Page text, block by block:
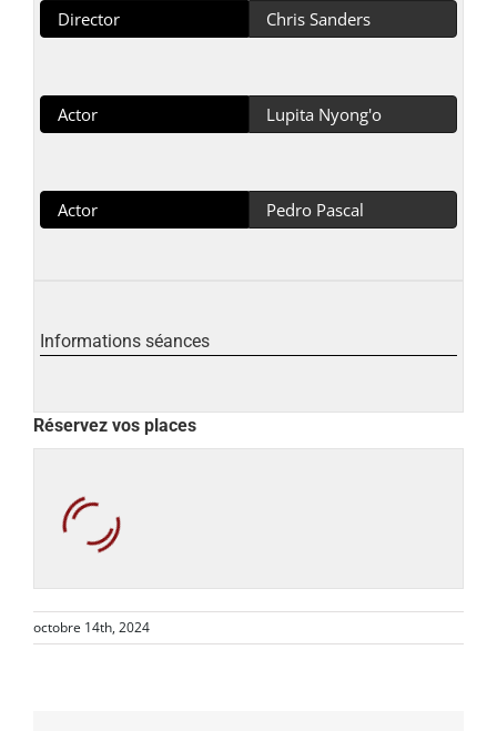
Director Chris Sanders
Actor Lupita Nyong'o
Actor Pedro Pascal
Informations séances
Réservez vos places
octobre 14th, 2024